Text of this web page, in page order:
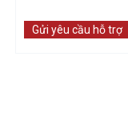
Gửi yêu cầu hỗ trợ